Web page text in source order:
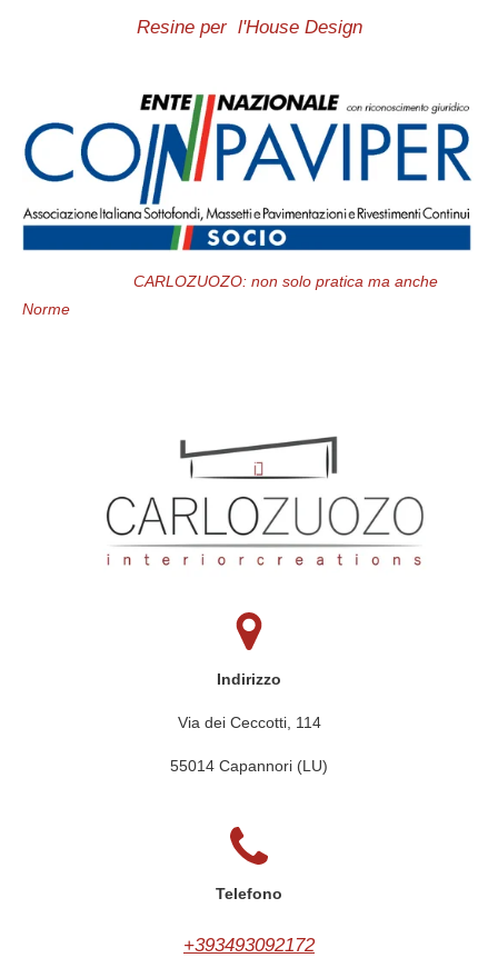
Resine per l'House Design
CARLOZUOZO: non solo pratica ma anche
Norme
Indirizzo
Via dei Ceccotti, 114
55014 Capannori (LU)
Telefono
+393493092172